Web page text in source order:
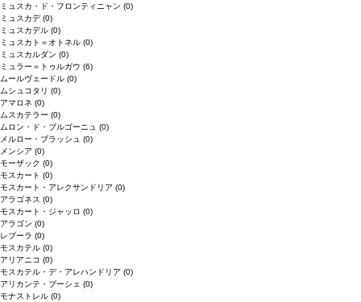
ミュスカ・ド・フロンティニャン (0)
ミュスカデ(0)
ミュスカデル (0)
ミュスカト＝オトネル (0)
ミュスカルダン (0)
ミュラー＝トゥルガウ (6)
ムールヴェードル (0)
ムシュコタリ (0)
アマロネ (0)
ムスカテラー (0)
ムロン・ド・ブルゴーニュ (0)
メルロー・ブラッシュ (0)
メンシア (0)
モーザック (0)
モスカート (0)
モスカート・アレクサンドリア (0)
アラゴネス (0)
モスカート・ジャッロ (0)
アラゴン (0)
レブーラ (0)
モスカテル (0)
アリアニコ (0)
モスカテル・デ・アレハンドリア (0)
アリカンテ・ブーシェ (0)
モナストレル (0)